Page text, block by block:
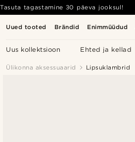
Uued tooted Brändid Enimmüüdud
Uus kollektsioon Ehted ja kellad
Tasuta tagastamine 30 päeva jooksul!
Ülikonna aksessuaarid Lipsuklambrid